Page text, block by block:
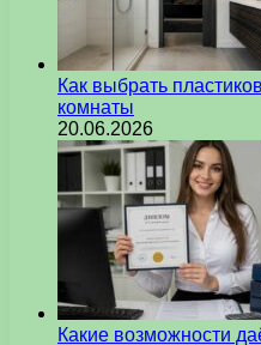
Как выбрать
комнаты
20.06.2026
Какие возможности